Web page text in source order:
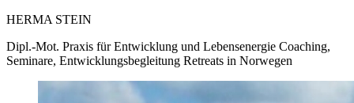
HERMA STEIN
Dipl.-Mot. Praxis für Entwicklung und Lebensenergie Coaching,
Seminare, Entwicklungsbegleitung Retreats in Norwegen